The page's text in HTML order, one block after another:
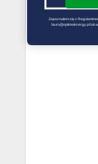
Zapoznałem się z
biuro@optimalenergy.pl lub